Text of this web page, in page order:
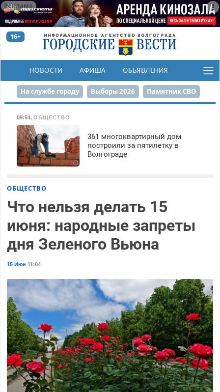
Реклама
16+
НОВОСТИ АФИША ОБЪЯВЛЕНИЯ
КОНКУРСЫ
На службе городу Выборы 2026 Памятник СВО
Набережная День Победы Реконструкция ЦПКиО
80-летие Победы Парк Героев-летчиков
09:54, ОБЩЕСТВО
361 многоквартирный дом
построили за пятилетку в
Волгограде
ОБЩЕСТВО
Что нельзя делать 15
июня: народные запреты
дня Зеленого Вьюна
15 Июн 11:04